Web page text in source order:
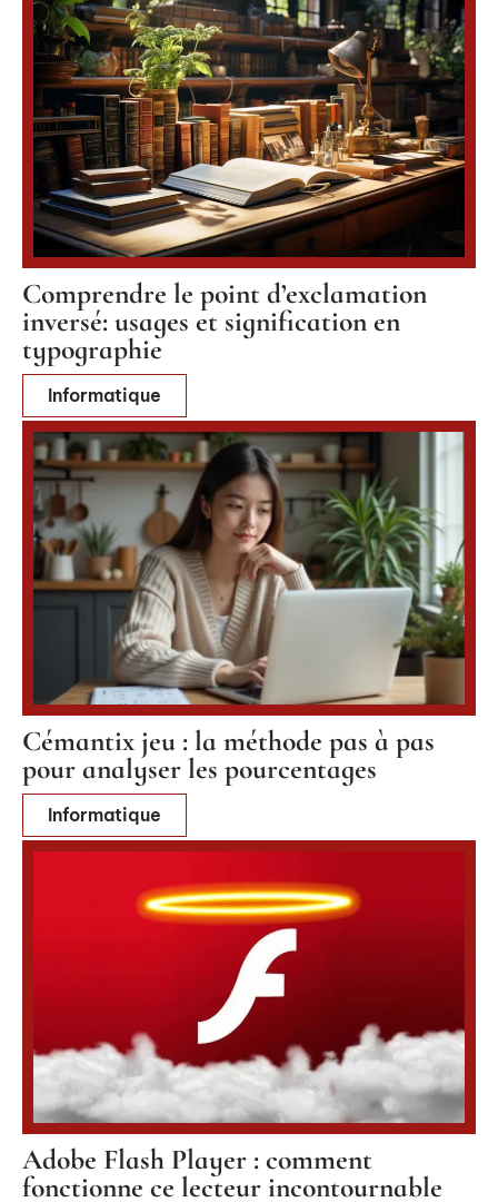
Comprendre le point d’exclamation
inversé: usages et signification en
typographie
Informatique
Cémantix jeu : la méthode pas à pas
pour analyser les pourcentages
Informatique
Adobe Flash Player : comment
fonctionne ce lecteur incontournable